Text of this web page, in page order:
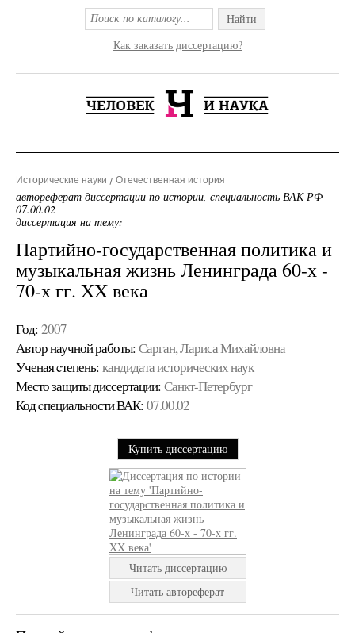
Найти
Как заказать диссертацию?
Исторические науки Отечественная история
автореферат диссертации по истории, специальность ВАК РФ
07.00.02
диссертация на тему:
Партийно-государственная политика и
музыкальная жизнь Ленинграда 60-х -
70-х гг. XX века
Год: 2007
Автор научной работы: Сарган, Лариса Михайловна
Ученая cтепень: кандидата исторических наук
Место защиты диссертации: Санкт-Петербург
Код cпециальности ВАК: 07.00.02
Купить диссертацию
Читать диссертацию
Читать автореферат